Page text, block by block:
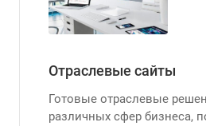
Отраслевые сайты
Готовые отраслевые
различных сфер бизнеса,